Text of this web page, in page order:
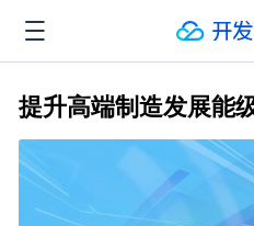
提升高端制造发展能